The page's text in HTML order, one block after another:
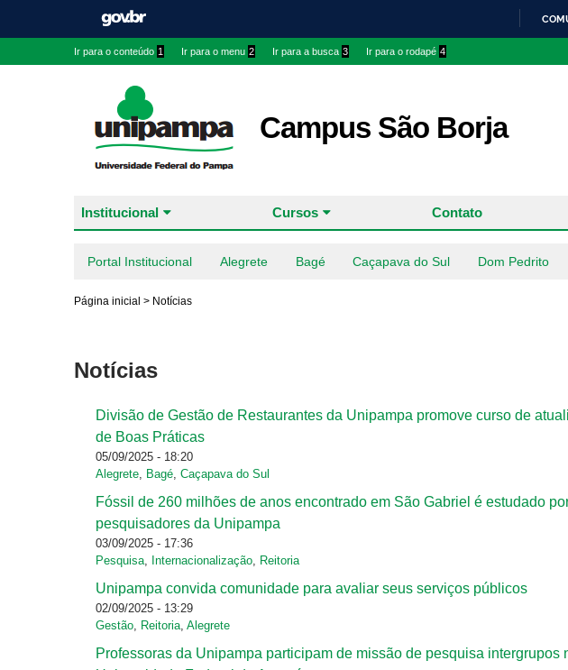
Ir para o conteúdo 1 Ir para o menu 2 Ir para a busca 3 Ir para o rodapé 4
Campus São Borja
Institucional Cursos Contato
Portal Institucional Alegrete Bagé Caçapava do Sul Dom Pedrito
Página inicial > Notícias
Notícias
Divisão de Gestão de Restaurantes da Unipampa promove curso de
de Boas Práticas
05/09/2025 - 18:20
Alegrete
Bagé Caçapava do Sul
Fóssil de 260 milhões de anos encontrado em São Gabriel é estudado
pesquisadores da Unipampa
03/09/2025 - 17:36
Pesquisa
Internacionalização Reitoria
Unipampa convida comunidade para avaliar seus serviços públicos
02/09/2025 - 13:29
Gestão
Reitoria Alegrete
Professoras da Unipampa participam de missão de pesquisa intergrupos
Páginas